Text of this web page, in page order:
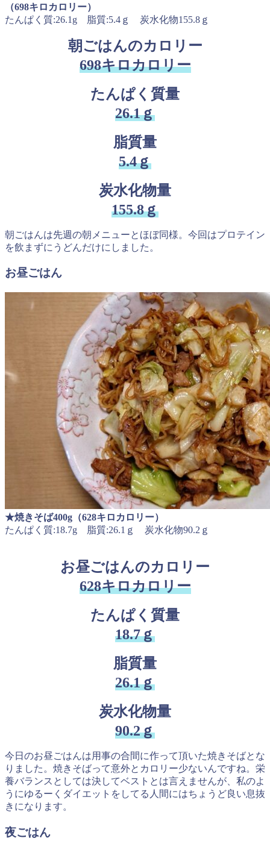
（698キロカロリー）
たんぱく質:26.1g 脂質:5.4ｇ 炭水化物155.8ｇ
朝ごはんのカロリー
698キロカロリー
たんぱく質量
26.1ｇ
脂質量
5.4ｇ
炭水化物量
155.8ｇ
朝ごはんは先週の朝メニューとほぼ同様。今回はプロテイン
を飲まずにうどんだけにしました。
お昼ごはん
★焼きそば400g（628キロカロリー）
たんぱく質:18.7g 脂質:26.1ｇ 炭水化物90.2ｇ
お昼ごはんのカロリー
628キロカロリー
たんぱく質量
18.7ｇ
脂質量
26.1ｇ
炭水化物量
90.2ｇ
今日のお昼ごはんは用事の合間に作って頂いた焼きそばとな
りました。焼きそばって意外とカロリー少ないんですね。栄
養バランスとしては決してベストとは言えませんが、私のよ
うにゆるーくダイエットをしてる人間にはちょうど良い息抜
きになります。
夜ごはん